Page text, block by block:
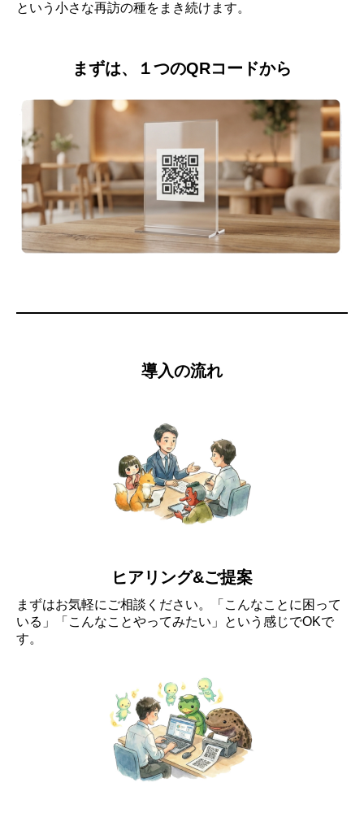
という小さな再訪の種をまき続けます。
まずは、１つのQRコードから
導入の流れ
ヒアリング&ご提案
まずはお気軽にご相談ください。「こんなことに困って
いる」「こんなことやってみたい」という感じでOKで
す。